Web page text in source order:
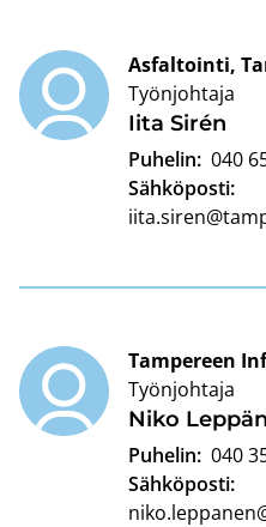
Iita Sirén
Asfaltointi,
Työnjohtaja
Puhelin: 040
Sähköposti:
Niko
Tampereen
Työnjohtaja
Puhelin: 040
Sähköposti: